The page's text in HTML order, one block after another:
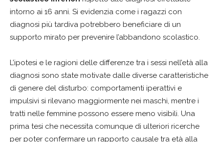
intorno ai 16 anni. Si evidenzia come i ragazzi con
diagnosi più tardiva potrebbero beneficiare di un
supporto mirato per prevenire l’abbandono scolastico.
L’ipotesi e le ragioni delle differenze tra i sessi nell’età alla
diagnosi sono state motivate dalle diverse caratteristiche
di genere del disturbo: comportamenti iperattivi e
impulsivi si rilevano maggiormente nei maschi, mentre i
tratti nelle femmine possono essere meno visibili. Una
prima tesi che necessita comunque di ulteriori ricerche
per poter confermare un rapporto causale tra età alla